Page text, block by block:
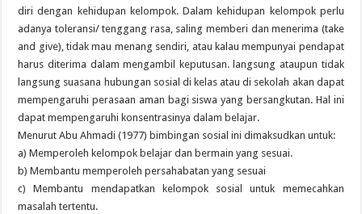
diri dengan kehidupan kelompok. Dalam kehidupan kelompok perlu
adanya toleransi/ tenggang rasa, saling memberi dan menerima (take
and give), tidak mau menang sendiri, atau kalau mempunyai pendapat
harus diterima dalam mengambil keputusan. langsung ataupun tidak
langsung suasana hubungan sosial di kelas atau di sekolah akan dapat
mempengaruhi perasaan aman bagi siswa yang bersangkutan. Hal ini
dapat mempengaruhi konsentrasinya dalam belajar.
Menurut Abu Ahmadi (1977) bimbingan sosial ini dimaksudkan untuk:
a) Memperoleh kelompok belajar dan bermain yang sesuai.
b) Membantu memperoleh persahabatan yang sesuai
c) Membantu mendapatkan kelompok sosial untuk memecahkan
masalah tertentu.